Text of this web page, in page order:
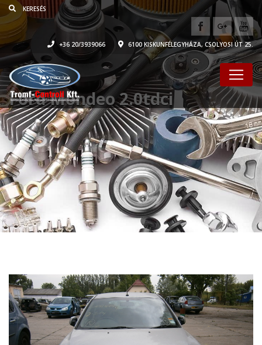
+36 20/3939066 6100 KISKUNFÉLEGYHÁZA, CSOLYOSI ÚT 25.
Ford Mondeo 2.0tdci